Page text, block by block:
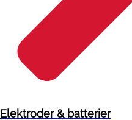
Elektroder & batterier